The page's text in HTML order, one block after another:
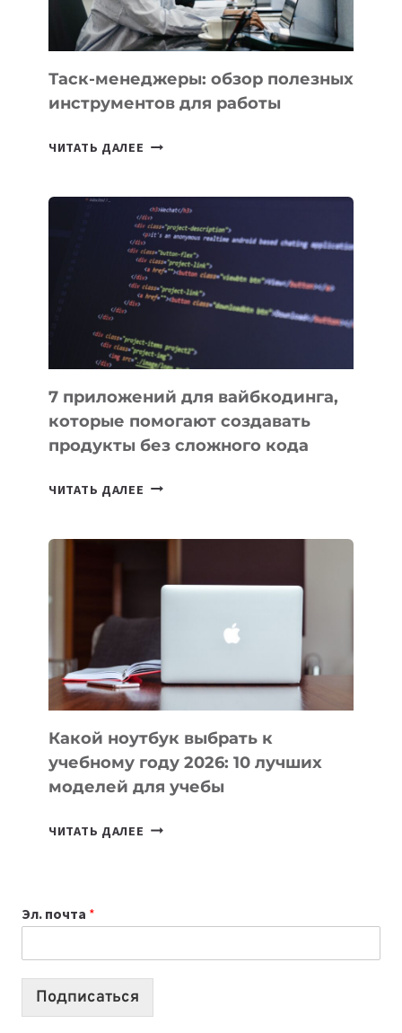
СТРАН
Таск-менеджеры: обзор полезных
инструментов для работы
ЧИТАТЬ ДАЛЕЕ ТАСК-
ПОЛЕЗНЫХ
ИНСТРУМЕНТОВ
ДЛЯ
РАБОТЫ
7 приложений для вайбкодинга,
которые помогают создавать
продукты без сложного кода
ЧИТАТЬ ДАЛЕЕ
ПОМОГАЮТ
СОЗДАВАТЬ
БЕЗ
СЛОЖНОГО
КОДА
Какой ноутбук выбрать к
учебному году 2026: 10 лучших
моделей для учебы
ЧИТАТЬ ДАЛЕЕ КАКОЙ
2026:
10
Эл. почта *
Подписаться